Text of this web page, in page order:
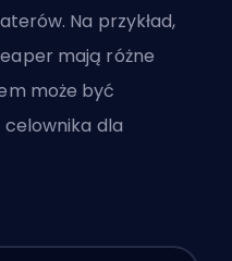
Na przykład,
mają różne
może być
celownika dla